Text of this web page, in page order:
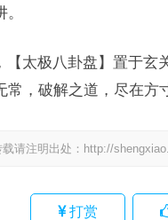
【太极八卦盘】置于玄
，破解之道，尽在方
请注明出处： http://
打赏